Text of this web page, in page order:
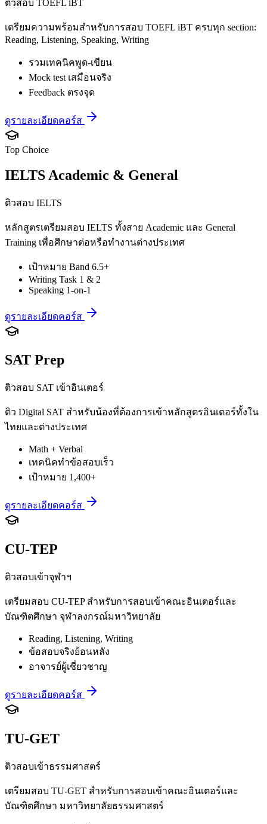
ติวสอบ TOEFL iBT
เตรียมความพร้อมสำหรับการสอบ TOEFL iBT ครบทุก section:
Reading, Listening, Speaking, Writing
รวมเทคนิคพูด-เขียน
Mock test เสมือนจริง
Feedback ตรงจุด
ดูรายละเอียดคอร์ส
Top Choice
IELTS Academic & General
ติวสอบ IELTS
หลักสูตรเตรียมสอบ IELTS ทั้งสาย Academic และ General
Training เพื่อศึกษาต่อหรือทำงานต่างประเทศ
เป้าหมาย Band 6.5+
Writing Task 1 & 2
Speaking 1-on-1
ดูรายละเอียดคอร์ส
SAT Prep
ติวสอบ SAT เข้าอินเตอร์
ติว Digital SAT สำหรับน้องที่ต้องการเข้าหลักสูตรอินเตอร์ทั้งใน
ไทยและต่างประเทศ
Math + Verbal
เทคนิคทำข้อสอบเร็ว
เป้าหมาย 1,400+
ดูรายละเอียดคอร์ส
CU-TEP
ติวสอบเข้าจุฬาฯ
เตรียมสอบ CU-TEP สำหรับการสอบเข้าคณะอินเตอร์และ
บัณฑิตศึกษา จุฬาลงกรณ์มหาวิทยาลัย
Reading, Listening, Writing
ข้อสอบจริงย้อนหลัง
อาจารย์ผู้เชี่ยวชาญ
ดูรายละเอียดคอร์ส
TU-GET
ติวสอบเข้าธรรมศาสตร์
เตรียมสอบ TU-GET สำหรับการสอบเข้าคณะอินเตอร์และ
บัณฑิตศึกษา มหาวิทยาลัยธรรมศาสตร์